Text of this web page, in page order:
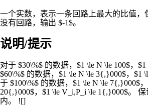
一个实数，表示一条回路上最大的比值，
没有回路，输出 $-1$。
说明/提示
对于 $30\%$ 的数据，$1 \le N \le 100$，
$60\%$ 的数据，$1 \le N \le 3{,}000$，$1
于 $100\%$ 的数据，$1 \le N \le 7{,}000$
20{,}000$，$1 \le V_i,P_i \le 1{,}000$。
内。 ![]